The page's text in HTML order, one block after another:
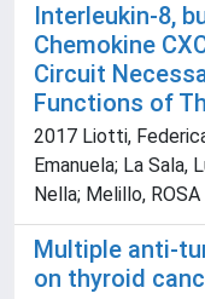
Interleukin-8,
Chemokine
Circuit
Functions of
2017 Liotti,
Emanuela; La Sala,
Nella; Melillo,
Multiple anti-
on thyroid